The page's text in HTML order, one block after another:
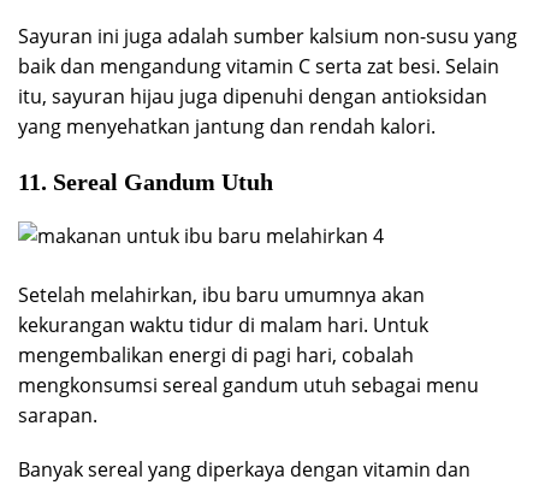
Sayuran ini juga adalah sumber kalsium non-susu yang
baik dan mengandung vitamin C serta zat besi. Selain
itu, sayuran hijau juga dipenuhi dengan antioksidan
yang menyehatkan jantung dan rendah kalori.
11. Sereal Gandum Utuh
Setelah melahirkan, ibu baru umumnya akan
kekurangan waktu tidur di malam hari. Untuk
mengembalikan energi di pagi hari, cobalah
mengkonsumsi sereal gandum utuh sebagai menu
sarapan.
Banyak sereal yang diperkaya dengan vitamin dan